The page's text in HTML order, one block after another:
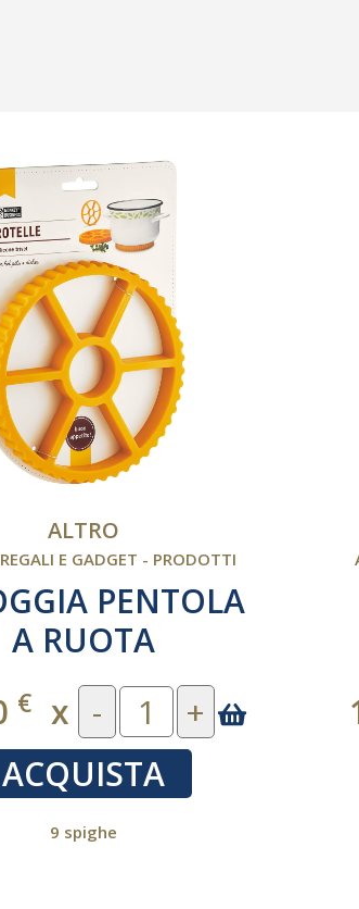
ALTRO
E GADGET - PRODOTTI
PENTOLA
A RUOTA
€ x -
+
ACQUISTA
9 spighe